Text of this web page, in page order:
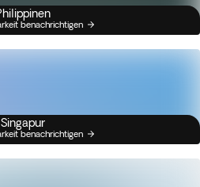
benachrichtigen
Singapur
benachrichtigen